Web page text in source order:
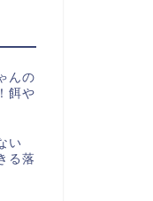
んの
餌や
い
る落